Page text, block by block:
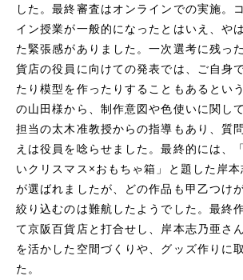
した。最終審査はオンラインでの実施。
イン授業が一般的になったとはいえ、や
た緊張感がありました。一次選考に残っ
貨店の役員に向けての発表では、ご自身
たり模型を作ったりすることもあるとい
の山田様から、制作意図や色使いに関し
担当の太木准教授からの指導もあり、質
えは役員を唸らせました。最終的には、
いクリスマス×おもちゃ箱」と題した岸本
が選ばれましたが、どの作品も甲乙つけ
絞り込むのは難航したようでした。最終
て京阪百貨店と打合せし、岸本志乃亜さ
を活かした空間づくりや、グッズ作りに
た。